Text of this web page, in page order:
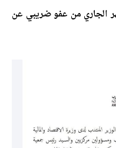
الجاري من عفو ضريبي عن